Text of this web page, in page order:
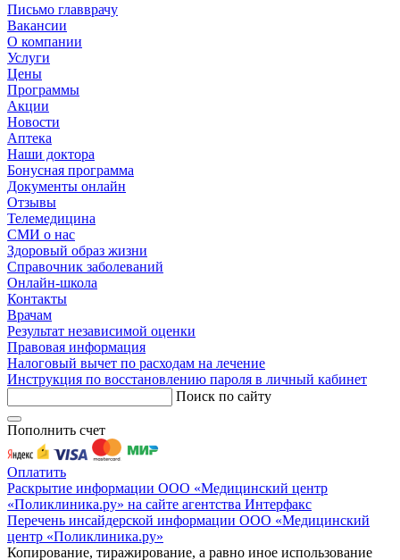
Письмо главврачу
Вакансии
О компании
Услуги
Цены
Программы
Акции
Новости
Аптека
Наши доктора
Бонусная программа
Документы онлайн
Отзывы
Телемедицина
СМИ о нас
Здоровый образ жизни
Справочник заболеваний
Онлайн-школа
Контакты
Врачам
Результат независимой оценки
Правовая информация
Налоговый вычет по расходам на лечение
Инструкция по восстановлению пароля в личный кабинет
Поиск по сайту
Пополнить счет
Оплатить
Раскрытие информации ООО «Медицинский центр
«Поликлиника.ру» на сайте агентства Интерфакс
Перечень инсайдерской информации ООО «Медицинский
центр «Поликлиника.ру»
Копирование, тиражирование, а равно иное использование